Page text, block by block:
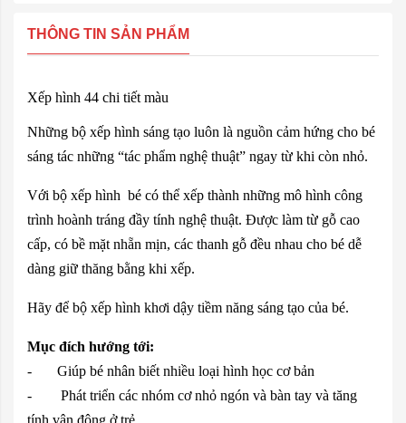
THÔNG TIN SẢN PHẨM
Xếp hình 44 chi tiết màu
Những bộ xếp hình sáng tạo luôn là nguồn cảm hứng cho bé
sáng tác những “tác phẩm nghệ thuật” ngay từ khi còn nhỏ.
Với bộ xếp hình bé có thể xếp thành những mô hình công
trình hoành tráng đầy tính nghệ thuật. Được làm từ gỗ cao
cấp, có bề mặt nhẵn mịn, các thanh gỗ đều nhau cho bé dễ
dàng giữ thăng bằng khi xếp.
Hãy để bộ xếp hình khơi dậy tiềm năng sáng tạo của bé.
Mục đích hướng tới:
- Giúp bé nhân biết nhiều loại hình học cơ bản
- Phát triển các nhóm cơ nhỏ ngón và bàn tay và tăng
tính vận động ở trẻ